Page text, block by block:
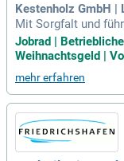
Kestenholz GmbH |
Mit Sorgfalt und
h, um
ualitätsstandards
sterst Du mit
mit präzisen
Jobrad |
Weihnachtsgeld |
mehr erfahren